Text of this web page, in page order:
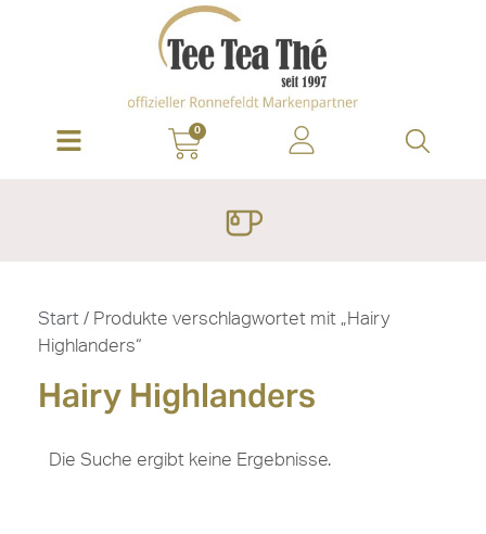
0
Start / Produkte verschlagwortet mit „Hairy
Highlanders“
Hairy Highlanders
Die Suche ergibt keine Ergebnisse.